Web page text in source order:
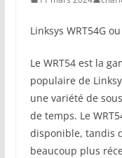
Linksys WRT54G
Le WRT54 est la
populaire de
une variété de
de temps. Le
disponible, tandis
beaucoup plus